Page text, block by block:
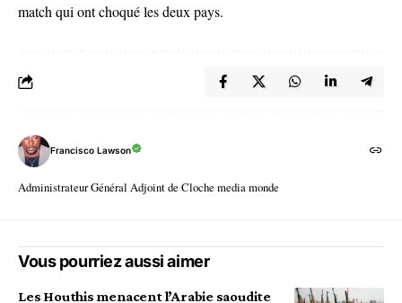
match qui ont choqué les deux pays.
Francisco Lawson
Administrateur Général Adjoint de Cloche media monde
Vous pourriez aussi aimer
Les Houthis menacent l’Arabie saoudite